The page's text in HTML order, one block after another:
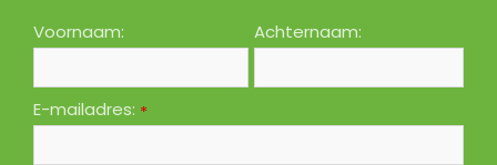
Voornaam: Achternaam:
E-mailadres: *